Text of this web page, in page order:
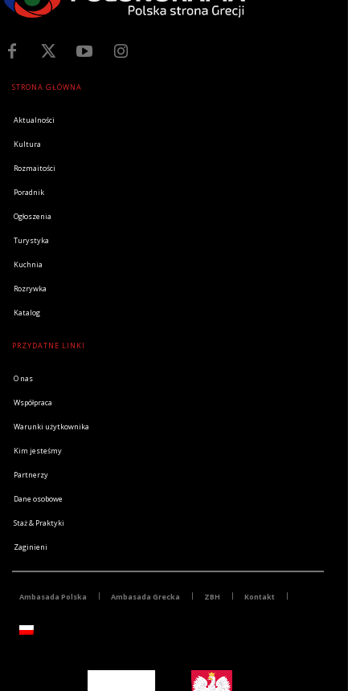
STRONA GŁÓWNA
Aktualności
Kultura
Rozmaitości
Poradnik
Ogłoszenia
Turystyka
Kuchnia
Rozrywka
Katalog
PRZYDATNE LINKI
O nas
Współpraca
Warunki użytkownika
Kim jesteśmy
Partnerzy
Dane osobowe
Staż & Praktyki
Zaginieni
Ambasada Polska Ambasada Grecka ZBH Kontakt